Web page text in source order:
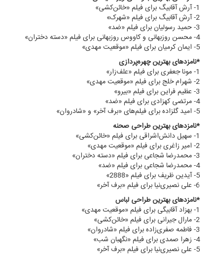
1- آرش آقابیگ برای فیلم «خائن‌کشی»
2- آرش آقابیگ برای فیلم «شهرک»
3- حمید رسولیان برای فیلم «ضد»
4- محسن روزبهانی و کاووس روزبهانی برای فیلم «دسته دختران»
5- ایمان کرمیان برای فیلم «موقعیت مهدی»
*نامزدهای بهترین چهره‌پردازی
1- مونا جعفری برای فیلم «علف‌زار»
2- شهرام خلج برای فیلم «موقعیت مهدی»
3- عظیم فراین برای فیلم «بیرو»
4- مرتضی کهزادی برای فیلم «ضد»
5- امید گلزاده برای فیلم‌های «برف آخر» و «شادروان»
*نامزدهای بهترین طراحی صحنه
1- سهیل دانش‌اشراقی برای فیلم «خائن‌کشی»
2- امیر زاغری برای فیلم «موقعیت مهدی»
3- محمدرضا شجاعی برای فیلم «دسته دختران»
4- محمدرضا شجاعی برای فیلم «ضد»
5- آیدین ظریف برای فیلم «2888»
6- علی نصیری‌نیا برای فیلم «برف آخر»
*نامزدهای بهترین طراحی لباس
1- بهزاد آقابیگی برای فیلم «موقعیت مهدی»
2- مارال جیرانی برای فیلم «خائن‌کشی»
3- فاطمه صفری‌زاده برای فیلم «شادروان»
4- زهرا صمدی برای فیلم «نگهبان شب»
5- علی نصیری‌نیا برای فیلم «برف آخر»